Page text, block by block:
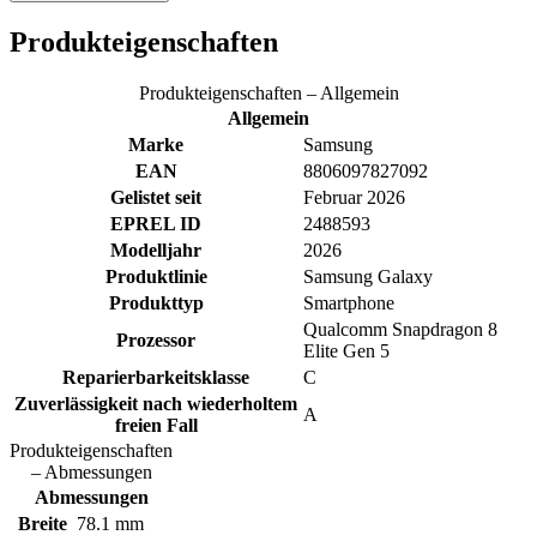
Produkteigenschaften
Produkteigenschaften – Allgemein
Allgemein
Marke
Samsung
EAN
8806097827092
Gelistet seit
Februar 2026
EPREL ID
2488593
Modelljahr
2026
Produktlinie
Samsung Galaxy
Produkttyp
Smartphone
Prozessor
Qualcomm Snapdragon 8
Elite Gen 5
Reparierbarkeitsklasse
C
Zuverlässigkeit nach wiederholtem
freien Fall
A
Produkteigenschaften
– Abmessungen
Abmessungen
Breite 78.1 mm